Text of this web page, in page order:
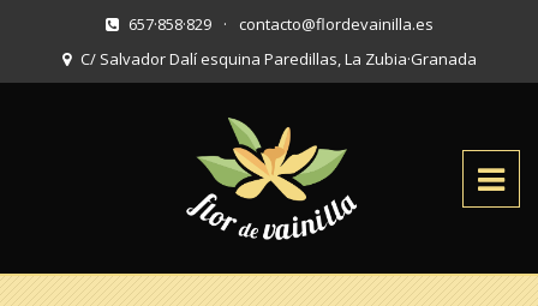
657·858·829 ·
contacto@flordevainilla.es
C/ Salvador Dalí esquina Paredillas, La Zubia·Granada